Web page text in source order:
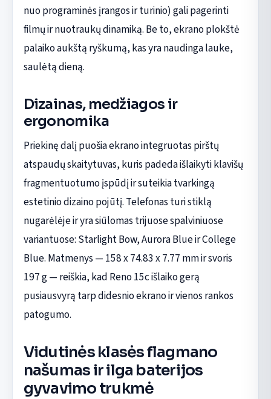
nuo programinės įrangos ir turinio) gali pagerinti
filmų ir nuotraukų dinamiką. Be to, ekrano plokštė
palaiko aukštą ryškumą, kas yra naudinga lauke,
saulėtą dieną.
Dizainas, medžiagos ir
ergonomika
Priekinę dalį puošia ekrano integruotas pirštų
atspaudų skaitytuvas, kuris padeda išlaikyti klavišų
fragmentuotumo įspūdį ir suteikia tvarkingą
estetinio dizaino pojūtį. Telefonas turi stiklą
nugarėlėje ir yra siūlomas trijuose spalviniuose
variantuose: Starlight Bow, Aurora Blue ir College
Blue. Matmenys — 158 x 74.83 x 7.77 mm ir svoris
197 g — reiškia, kad Reno 15c išlaiko gerą
pusiausvyrą tarp didesnio ekrano ir vienos rankos
patogumo.
Vidutinės klasės flagmano
našumas ir ilga baterijos
gyvavimo trukmė